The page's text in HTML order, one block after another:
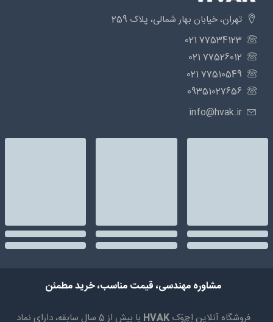
تهران، خیابان بهار شمالی، پلاک 259
77534123 021
77526012 021
77510549 021
09351027656
info@hvak.ir
مشاوره مهندسی، قیمت مناسب، خرید مطمئن
فروشگاه آنلاین اِچ‌وَک HVAK با بیش از 5 سال سابقه، دارای نماد